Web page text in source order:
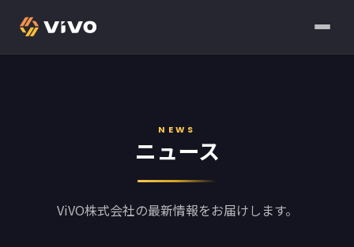
NEWS
ニュース
ViVO株式会社の最新情報をお届けします。